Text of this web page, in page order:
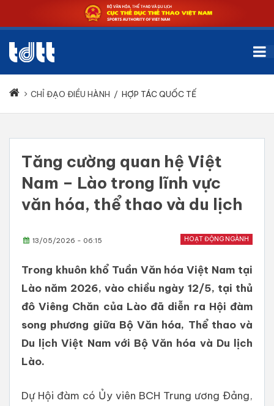
CHỈ ĐẠO ĐIỀU HÀNH / HỢP TÁC QUỐC TẾ
Tăng cường quan hệ Việt
Nam – Lào trong lĩnh vực
văn hóa, thể thao và du lịch
HOẠT ĐỘNG NGÀNH
13/05/2026 - 06:15
Trong khuôn khổ Tuần Văn hóa Việt Nam tại
Lào năm 2026, vào chiều ngày 12/5, tại thủ
đô Viêng Chăn của Lào đã diễn ra Hội đàm
song phương giữa Bộ Văn hóa, Thể thao và
Du lịch Việt Nam với Bộ Văn hóa và Du lịch
Lào.
Dự Hội đàm có Ủy viên BCH Trung ương Đảng,